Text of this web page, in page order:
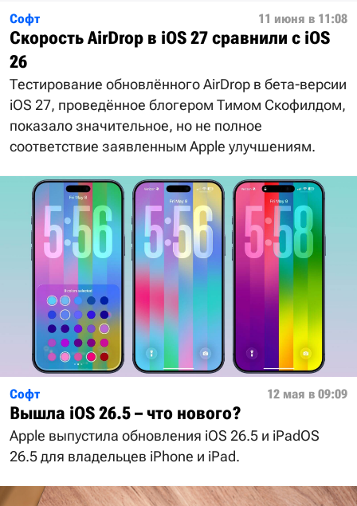
Софт 11 июня в 11:08
Скорость AirDrop в iOS 27 сравнили с iOS
26
Тестирование обновлённого AirDrop в бета-версии
iOS 27, проведённое блогером Тимом Скофилдом,
показало значительное, но не полное
соответствие заявленным Apple улучшениям.
Софт 12 мая в 09:09
Вышла iOS 26.5 – что нового?
Apple выпустила обновления iOS 26.5 и iPadOS
26.5 для владельцев iPhone и iPad.